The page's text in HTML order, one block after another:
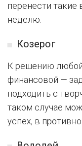
перенести
неделю.
Козерог
К решению
финансовой —
подходить с
таком случае
успех, в